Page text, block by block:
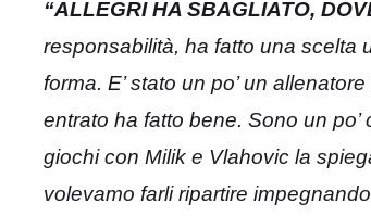
“ALLEGRI HA SBAGLIATO,
responsabilità, ha fatto una scelta
forma. E’ stato un po’ un
entrato ha fatto bene. Sono un
giochi con Milik e Vlahovic la
volevamo farli ripartire